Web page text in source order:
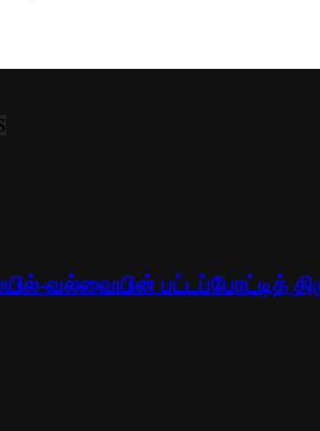
வல்வையின் பட்டப்போட்டித்